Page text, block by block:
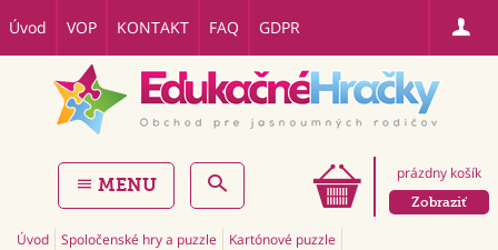
Úvod VOP KONTAKT FAQ GDPR
prázdny košík
Zobraziť
MENU
Úvod Spoločenské hry a puzzle
Kartónové puzzle